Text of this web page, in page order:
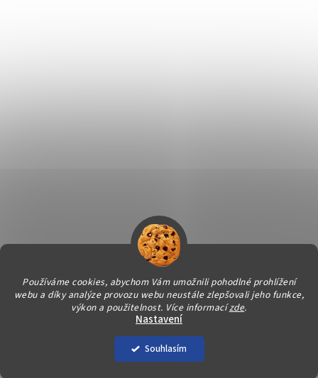
Používáme cookies, abychom Vám umožnili pohodlné prohlížení
webu a díky analýze provozu webu neustále zlepšovali jeho funkce,
výkon a použitelnost. Více informacízde.
Nastavení
Souhlasím
Vytvořil Shoptet
Svět úklidu. Všechna práva vyhrazena.